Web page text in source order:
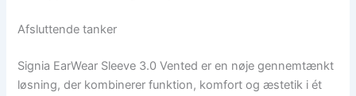
Afsluttende tanker
Signia EarWear Sleeve 3.0 Vented er en nøje gennemtænkt
løsning, der kombinerer funktion, komfort og æstetik i ét